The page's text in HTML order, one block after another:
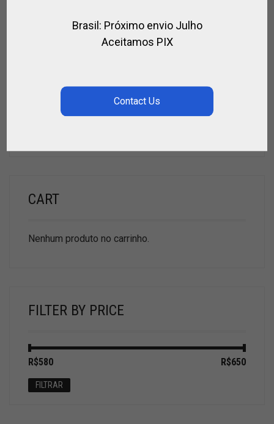
PESQUISAR
CATEGORIES
CART
Nenhum produto no carrinho.
FILTER BY PRICE
Preço
Preço
FILTRAR
R$580 R$650
Brasil: Próximo envio Julho
Aceitamos PIX